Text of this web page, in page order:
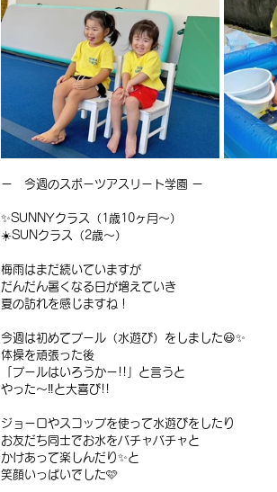
ー　今週のスポーツアスリート学園 ー
✨SUNNYクラス（1歳10ヶ月〜）
☀️SUNクラス（2歳〜）
梅雨はまだ続いていますが
だんだん暑くなる日が増えていき
夏の訪れを感じますね！
今週は初めてプール（水遊び）をしました😃✨
体操を頑張った後
「プールはいろうかー!!」と言うと
やった〜‼️と大喜び!!
ジョーロやスコップを使って水遊びをしたり
お友だち同士でお水をバチャバチャと
かけあって楽しんだり✨と
笑顔いっぱいでした🩷